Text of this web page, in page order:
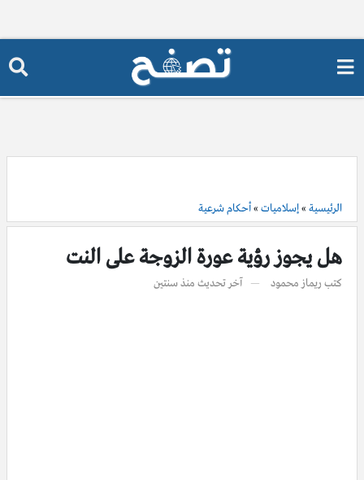
الرئيسية »إسلاميات »أحكام شرعية
هل يجوز رؤية عورة الزوجة على النت
كتب ريماز محمود آخر تحديث منذ سنتين